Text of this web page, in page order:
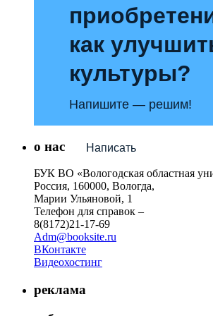
как
культуры?
Напишите — решим!
Написать
о нас
БУК ВО «Вологодская областная
Россия, 160000, Вологда,
Марии Ульяновой, 1
Телефон для справок –
8(8172)21-17-69
Adm@booksite.ru
ВКонтакте
Видеохостинг
реклама